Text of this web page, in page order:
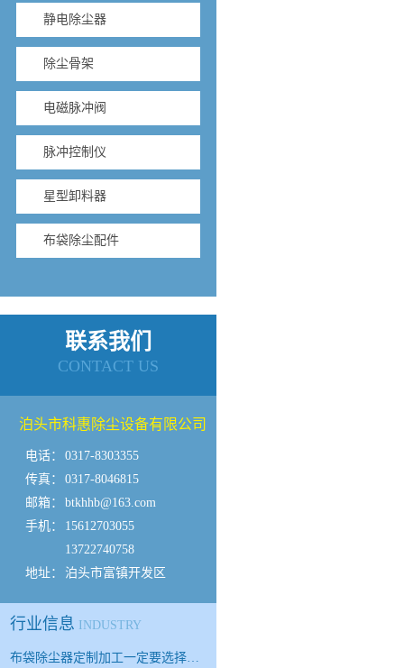
静电除尘器
除尘骨架
电磁脉冲阀
脉冲控制仪
星型卸料器
布袋除尘配件
联系我们
CONTACT US
泊头市科惠除尘设备有限公司
电话：
0317-8303355
传真：
0317-8046815
邮箱：
btkhhb@163.com
手机：
15612703055
13722740758
地址：
泊头市富镇开发区
行业信息 INDUSTRY
布袋除尘器定制加工一定要选择…